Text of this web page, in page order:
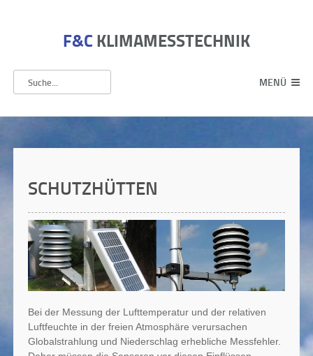
F&C KLIMAMESSTECHNIK
MENÜ
SCHUTZHÜTTEN
Bei der Messung der Lufttemperatur und der relativen
Luftfeuchte in der freien Atmosphäre verursachen
Globalstrahlung und Niederschlag erhebliche Messfehler.